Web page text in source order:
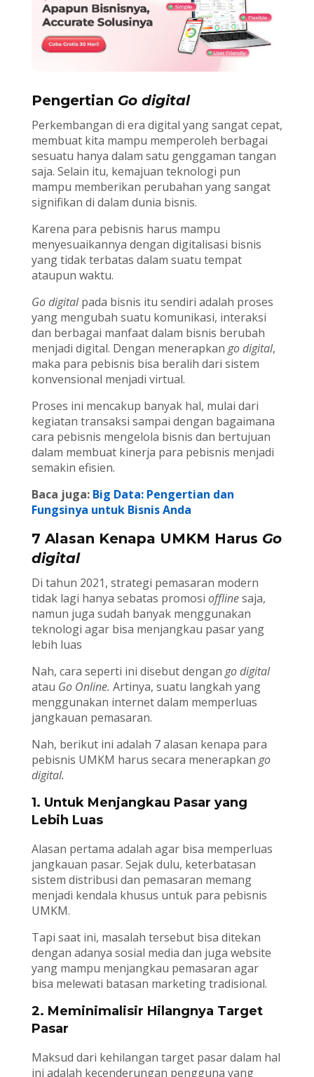
Pengertian Go digital
Perkembangan di era digital yang sangat cepat,
membuat kita mampu memperoleh berbagai
sesuatu hanya dalam satu genggaman tangan
saja. Selain itu, kemajuan teknologi pun
mampu memberikan perubahan yang sangat
signifikan di dalam dunia bisnis.
Karena para pebisnis harus mampu
menyesuaikannya dengan digitalisasi bisnis
yang tidak terbatas dalam suatu tempat
ataupun waktu.
Go digitalpada bisnis itu sendiri adalah proses
yang mengubah suatu komunikasi, interaksi
dan berbagai manfaat dalam bisnis berubah
menjadi digital. Dengan menerapkango digital,
maka para pebisnis bisa beralih dari sistem
konvensional menjadi virtual.
Proses ini mencakup banyak hal, mulai dari
kegiatan transaksi sampai dengan bagaimana
cara pebisnis mengelola bisnis dan bertujuan
dalam membuat kinerja para pebisnis menjadi
semakin efisien.
Baca juga: Big Data: Pengertian dan
Fungsinya untuk Bisnis Anda
7 Alasan Kenapa UMKM Harus Go
digital
Di tahun 2021, strategi pemasaran modern
tidak lagi hanya sebatas promosi offlinesaja,
namun juga sudah banyak menggunakan
teknologi agar bisa menjangkau pasar yang
lebih luas
Nah, cara seperti ini disebut dengango digital
atau Go Online. Artinya, suatu langkah yang
menggunakan internet dalam memperluas
jangkauan pemasaran.
Nah, berikut ini adalah 7 alasan kenapa para
pebisnis UMKM harus secara menerapkango
digital.
1. Untuk Menjangkau Pasar yang
Lebih Luas
Alasan pertama adalah agar bisa memperluas
jangkauan pasar. Sejak dulu, keterbatasan
sistem distribusi dan pemasaran memang
menjadi kendala khusus untuk para pebisnis
UMKM.
Tapi saat ini, masalah tersebut bisa ditekan
dengan adanya sosial media dan juga website
yang mampu menjangkau pemasaran agar
bisa melewati batasan marketing tradisional.
2. Meminimalisir Hilangnya Target
Pasar
Maksud dari kehilangan target pasar dalam hal
ini adalah kecenderungan pengguna yang